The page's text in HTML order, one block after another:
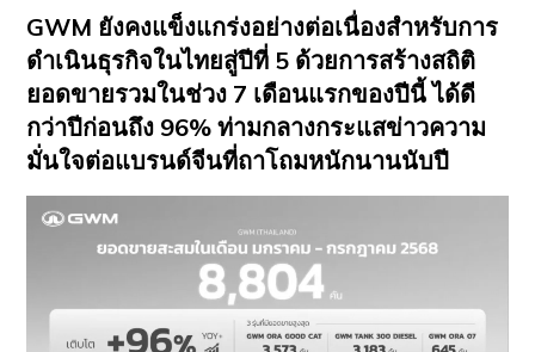
GWM ยังคงแข็งแกร่งอย่างต่อเนื่องสำหรับการ
ดำเนินธุรกิจในไทยสู่ปีที่ 5 ด้วยการสร้างสถิติ
ยอดขายรวมในช่วง 7 เดือนแรกของปีนี้ ได้ดี
กว่าปีก่อนถึง 96% ท่ามกลางกระแสข่าวความ
มั่นใจต่อแบรนด์จีนที่ถาโถมหนักนานนับปี